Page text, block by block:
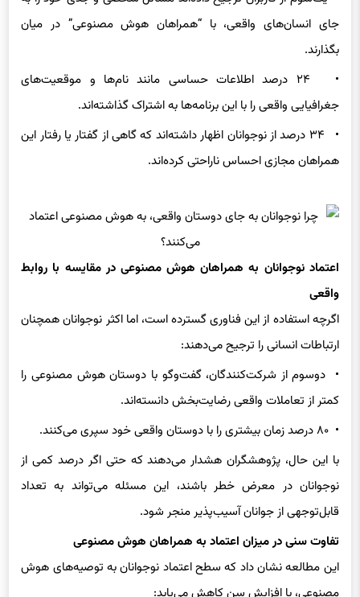
بگذارند.
جغرافیایی واقعی را با این برنامه‌ها به اشتراک گذاشته‌اند.
• ۳۴ درصد از نوجوانان اظهار داشته‌اند که گاهی از گفتار یا رفتار این
همراهان مجازی احساس ناراحتی کرده‌اند.
اعتماد نوجوانان به همراهان هوش مصنوعی در مقایسه با روابط
واقعی
اگرچه استفاده از این فناوری گسترده است، اما اکثر نوجوانان همچنان
ارتباطات انسانی را ترجیح می‌دهند:
• دو‌سوم از شرکت‌کنندگان، گفت‌وگو با دوستان هوش مصنوعی را
کمتر از تعاملات واقعی رضایت‌بخش دانسته‌اند.
• ۸۰ درصد زمان بیشتری را با دوستان واقعی خود سپری می‌کنند.
با این حال، پژوهشگران هشدار می‌دهند که حتی اگر درصد کمی از
نوجوانان در معرض خطر باشند، این مسئله می‌تواند به تعداد
قابل‌توجهی از جوانان آسیب‌پذیر منجر شود.
تفاوت سنی در میزان اعتماد به همراهان هوش مصنوعی
این مطالعه نشان داد که سطح اعتماد نوجوانان به توصیه‌های هوش
مصنوعی، با افزایش سن کاهش می‌یابد: